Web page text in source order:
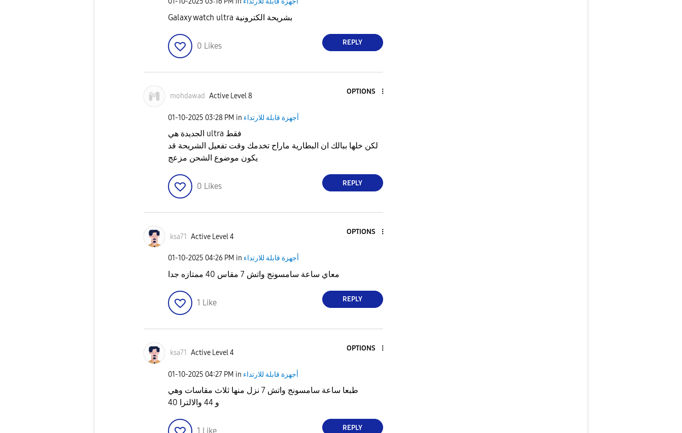
Galaxy watch ultra بشريحة الكترونية
0 Likes REPLY
mohdawad Active Level 8
OPTIONS
‎01-10-2025 03:28 PM in أجهزة قابلة للارتداء
الجديدة هي ultra فقط
لكن خلها ببالك ان البطارية ماراح تخدمك وقت تفعيل الشريحة قد
يكون موضوع الشحن مزعج
0 Likes REPLY
ksa71 Active Level 4
OPTIONS
‎01-10-2025 04:26 PM in أجهزة قابلة للارتداء
معاي ساعة سامسونج واتش 7 مقاس 40 ممتازه جدا
1 Like REPLY
ksa71 Active Level 4
OPTIONS
‎01-10-2025 04:27 PM in أجهزة قابلة للارتداء
طبعا ساعة سامسونج واتش 7 نزل منها ثلاث مقاسات وهي
40 و 44 والالترا
1 Like REPLY